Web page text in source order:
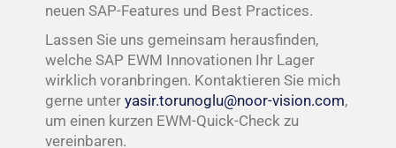
neuen SAP-Features und Best Practices.
Lassen Sie uns gemeinsam herausfinden,
welche SAP EWM Innovationen Ihr Lager
wirklich voranbringen. Kontaktieren Sie mich
gerne unteryasir.torunoglu@noor-vision.com,
um einen kurzen EWM-Quick-Check zu
vereinbaren.